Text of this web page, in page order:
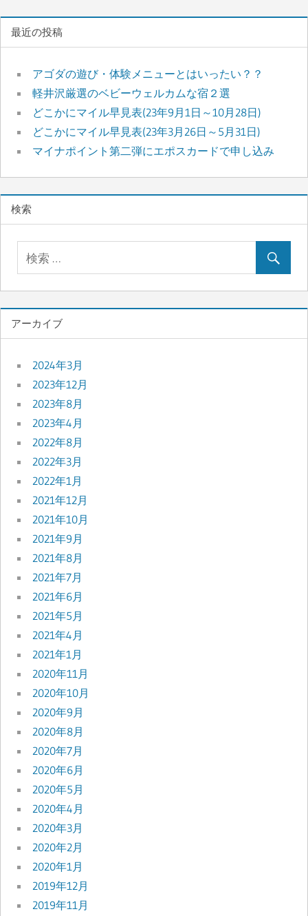
最近の投稿
アゴダの遊び・体験メニューとはいったい？？
軽井沢厳選のベビーウェルカムな宿２選
どこかにマイル早見表(23年9月1日～10月28日)
どこかにマイル早見表(23年3月26日～5月31日)
マイナポイント第二弾にエポスカードで申し込み
検索
アーカイブ
2024年3月
2023年12月
2023年8月
2023年4月
2022年8月
2022年3月
2022年1月
2021年12月
2021年10月
2021年9月
2021年8月
2021年7月
2021年6月
2021年5月
2021年4月
2021年1月
2020年11月
2020年10月
2020年9月
2020年8月
2020年7月
2020年6月
2020年5月
2020年4月
2020年3月
2020年2月
2020年1月
2019年12月
2019年11月